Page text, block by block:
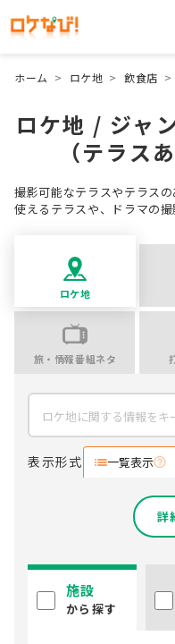
ホーム > ロケ地 > 飲食店 >
ロケ地 / ジャ
（テラス
撮影可能なテラスやテラス
使えるテラスや、ドラマの
ロケ地
旅・情報番組ネタ
表示形式 一覧表示
詳
施設
から探す